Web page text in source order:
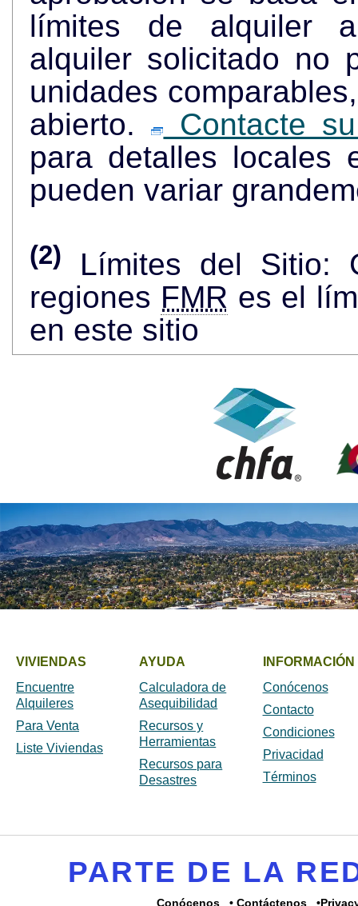
límites de alquiler
alquiler solicitado no
unidades
abierto.
Contacte
para detalles locales
pueden variar
(2)
Límites del Sitio:
regiones FMR es el
en este sitio
VIVIENDAS
Encuentre
Alquileres
Para Venta
Liste Viviendas
AYUDA
Calculadora de
Asequibilidad
Recursos y
Herramientas
Recursos para
Desastres
Conócenos
Contacto
Condiciones
Privacidad
Términos
PARTE DE LA
Conócenos Contáctenos